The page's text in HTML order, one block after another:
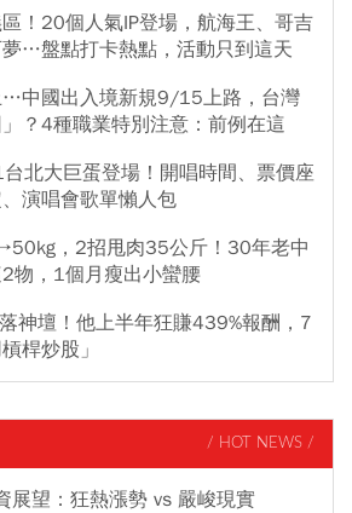
！20個人氣IP登場，航海王、哥吉
…盤點打卡熱點，活動只到這天
…中國出入境新規9/15上路，台灣
？4種職業特別注意：前例在這
北大巨蛋登場！開唱時間、票價座
演唱會歌單懶人包
，2招甩肉35公斤！30年老中
物，1個月瘦出小蠻腰
神壇！他上半年狂賺439%報酬，7
桿炒股」
/ HOT NEWS /
展望：狂熱漲勢 vs 嚴峻現實